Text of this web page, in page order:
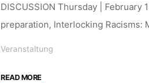
Kassel"
DISCUSSION Thursday | February
preparation, Interlocking Racisms:
Veranstaltung
READ MORE"Veranstaltung: